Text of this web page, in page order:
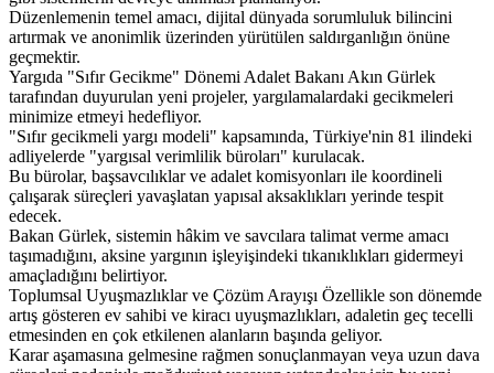
Düzenlemenin temel amacı, dijital dünyada sorumluluk bilincini
artırmak ve anonimlik üzerinden yürütülen saldırganlığın önüne
geçmektir.
Yargıda "Sıfır Gecikme" Dönemi Adalet Bakanı Akın Gürlek
tarafından duyurulan yeni projeler, yargılamalardaki gecikmeleri
minimize etmeyi hedefliyor.
"Sıfır gecikmeli yargı modeli" kapsamında, Türkiye'nin 81 ilindeki
adliyelerde "yargısal verimlilik büroları" kurulacak.
Bu bürolar, başsavcılıklar ve adalet komisyonları ile koordineli
çalışarak süreçleri yavaşlatan yapısal aksaklıkları yerinde tespit
edecek.
Bakan Gürlek, sistemin hâkim ve savcılara talimat verme amacı
taşımadığını, aksine yargının işleyişindeki tıkanıklıkları gidermeyi
amaçladığını belirtiyor.
Toplumsal Uyuşmazlıklar ve Çözüm Arayışı Özellikle son dönemde
artış gösteren ev sahibi ve kiracı uyuşmazlıkları, adaletin geç tecelli
etmesinden en çok etkilenen alanların başında geliyor.
Karar aşamasına gelmesine rağmen sonuçlanmayan veya uzun dava